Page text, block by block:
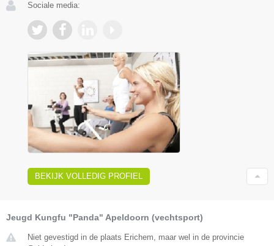
Sociale media:
BEKIJK VOLLEDIG PROFIEL
Jeugd Kungfu "Panda" Apeldoorn (vechtsport)
Niet gevestigd in de plaats Erichem, maar wel in de provincie